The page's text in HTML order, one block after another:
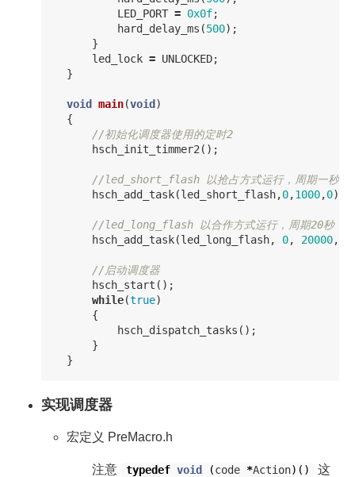
LED_PORT = 0x0f;
hard_delay_ms (500);
}
led_lock = UNLOCKED;
}
void main(void )
{
//初始化调度器使用的定时2
hsch_init_timmer2();
//led_short_flash 以抢占方式运行，周期一秒
hsch_add_task(led_short_flash,0,1000,0);
//led_long_flash 以合作方式运行，周期20秒
hsch_add_task(led_long_flash, 0, 20000,
//启动调度器
hsch_start ();
while(true)
{
hsch_dispatch_tasks ();
}
}
实现调度器
宏定义 PreMacro.h
注意 typedef void (code *Action)()
这